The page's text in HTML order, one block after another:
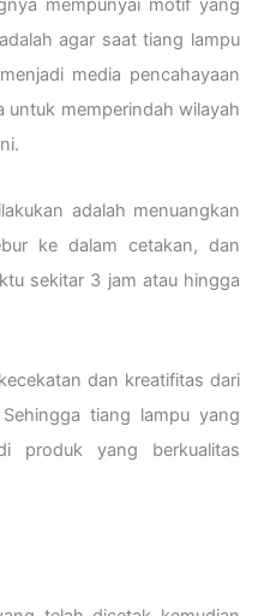
mempunyai motif yang
agar saat tiang lampu
media pencahayaan
untuk memperindah wilayah
adalah menuangkan
ke dalam cetakan, dan
sekitar 3 jam atau hingga
dan kreatifitas dari
tiang lampu yang
produk yang berkualitas